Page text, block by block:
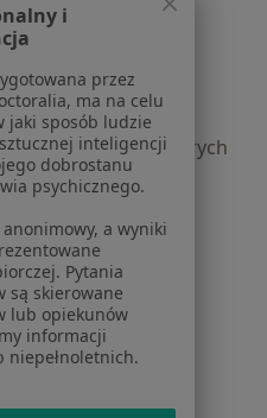
pacjentów
profesjonalistów
których
samodzielnie
wyszukiwania
i
przez
ma na celu
jaki sposób ludzie
inteligencji
dobrostanu
psychicznego.
a wyniki
Pytania
są skierowane
lub opiekunów
informacji
niepełnoletnich.